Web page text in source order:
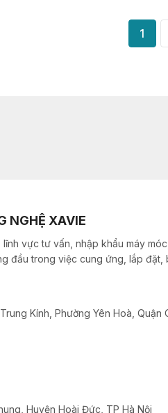
1
NGHỆ XAVIE
vực tư vấn, nhập khẩu máy
đầu trong việc cung ứng, lắp đặt,
Kính, Phường Yên Hoà, Quận
Huyện Hoài Đức, TP Hà Nội